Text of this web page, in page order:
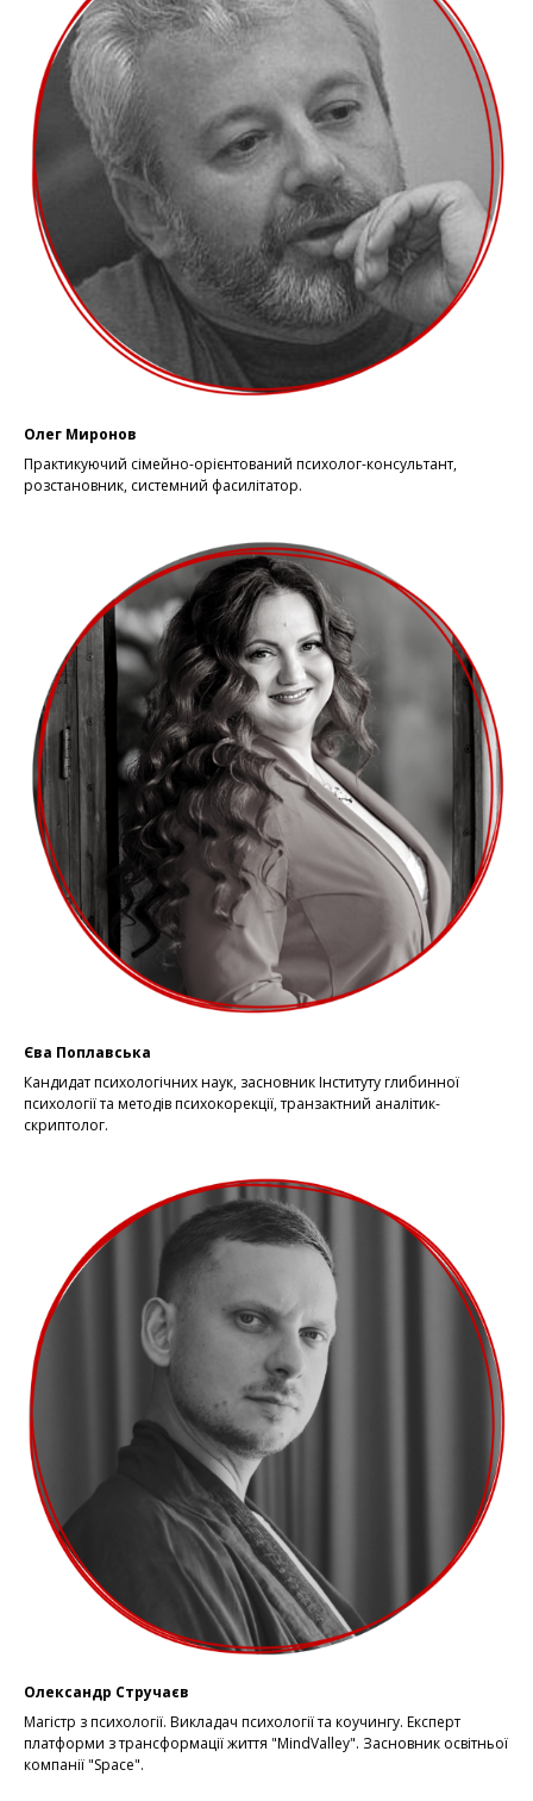
Олег Миронов
Практикуючий сімейно-орієнтований психолог-консультант,
розстановник, системний фасилітатор.
Єва Поплавська
Кандидат психологічних наук, засновник Інституту глибинної
психології та методів психокорекції, транзактний аналітик-
скриптолог.
Олександр Стручаєв
Магістр з психології. Викладач психології та коучингу. Експерт
платформи з трансформації життя "MindValley". Засновник освітньої
компанії "Space".